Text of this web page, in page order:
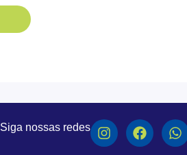
Siga nossas redes